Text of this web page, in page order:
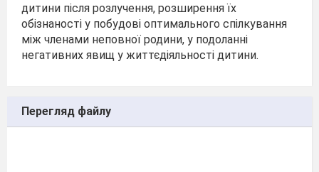
дитини після розлучення, розширення їх
обізнаності у побудові оптимального спілкування
між членами неповної родини, у подоланні
негативних явищ у життєдіяльності дитини.
Перегляд файлу